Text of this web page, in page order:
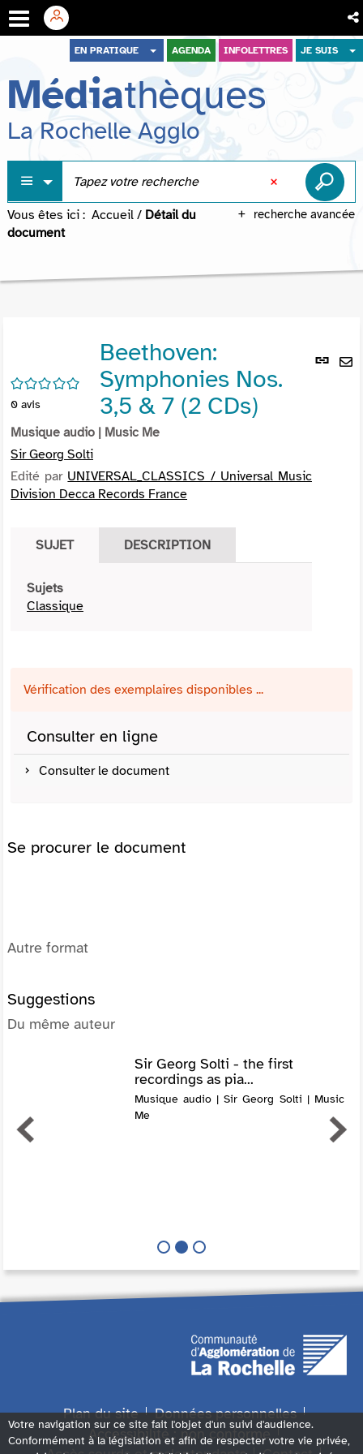
menu
contenu
recherche
EN PRATIQUE AGENDA INFOLETTRES JE SUIS
Médiathèques
La Rochelle Agglo
recherche avancée
Vous êtes ici : Accueil / Détail du
document
Lien
/5
0 avis
Beethoven:
Symphonies Nos.
3,5 & 7 (2 CDs)
Musique audio | Music Me
Sir Georg Solti
Edité par UNIVERSAL_CLASSICS / Universal Music
Division Decca Records France
SUJET DESCRIPTION
Sujets
Classique
Vérification des exemplaires disponibles ...
Consulter en ligne
Consulter le document
Se procurer le document
Autre format
Suggestions
Du même auteur
Sir Georg Solti - the first
recordings as pia...
Musique audio | Sir Georg Solti | Music
Me
Plan du site
Données personnelles
Accessibilité : non conforme
Votre navigation sur ce site fait l'objet d'un suivi d'audience.
Conformément à la législation et afin de respecter votre vie privée,